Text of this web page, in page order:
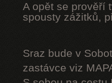
A opět se prověří
spousty zážitků,
Sraz bude v
zastávce viz